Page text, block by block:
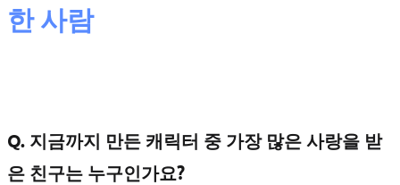
한 사람
Q. 지금까지 만든 캐릭터 중 가장 많은 사랑을 받
은 친구는 누구인가요?